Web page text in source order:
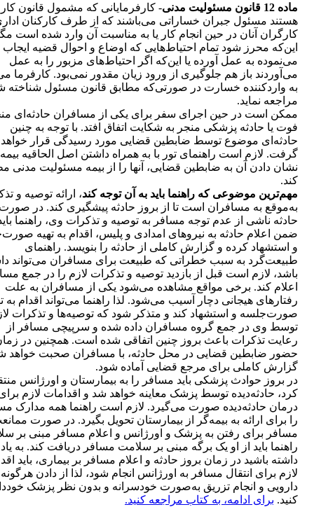
ماده 12 قانون مسئولیت مدنی
- کارفرمایانی که مشمول قانون کار
هستند مسئول جبران خساراتی می‌باشند که از طرف کارکنان
کارگران آنان در حین انجام کار یا به ‌مناسبت آن وارد شده است
این‌که محرز شود تمام احتیاط‌هایی که اوضاع و احوال قضیه ایجاب
می‌نموده به عمل آورده یا این‌که اگر ‌احتیاط‌های مزبور را به عمل
می‌آوردند باز هم جلوگیری از ورود زیان مقدور نمی‌‌بود. کارفرما
به واردکننده خسارت در صورتی‌که مطابق قانون ‌مسئول شناخته
مراجعه نماید.
ممکن است در حین اجرای سفر برای یکی از مسافران حادثه‌ای
فوت یا حادثه‌ پزشکی منجر به شکایت اتفاق افتد. با توجه به چنین
حادثه‌ای موضوع توسط ضابطین قضایی مورد رسیدگی قرار خواهد
گرفت. لازم است راهنمای تور با به همراه داشتن اصل الحاقیه
نشان دادن آن به ضابطین قضایی، آنها را از بیمه مسئولیت مدنی
کند.
مهم‌ترین موضوعی که راهنما باید به آن توجه کند، ارائه توصیه و
به‌موقع به مسافران است تا از بر‌وز حادثه پیشگیری کند. در
حادثه ناشی از عدم توجه مسافر به توصیه و تذکرات وی، راهنما
ضمن اعلام حادثه به نیروهای امدادی و پلیس، اقدام به تهیه
و استشهاد کرده و گزارش کاملی از حادثه را بنویسد. راهنمای
طبیعت‌گرد به سبب خطراتی که طبیعت برای مسافران می‌تواند
باشد، لازم است قبل از بازدید توصیه و تذکرات لازم را در جمع
اعلام کند. برخی مواقع مشاهده می‌شود یکی از مسافران به علت
رفتارهای هیجانی دچار آسیب می‌شود. لذا راهنما می‌تواند اقدام به
صورت‌جلسه و استشهاد کند و متذکر شود که توصیه‌ها و تذکرات
توسط وی در جمع گروه مسافران داده شده و سرپیچی مسافر از
رعایت تذکرات باعث بروز چنین اتفاقی شده است. همچنین در
حضور ضابطین قضایی در محل حادثه، با مسافران صحبت خواهد
گزارش کاملی برای مرجع قضایی آماده شود.
در بروز حوادث پزشکی باید مسافر را به بیمارستان و اورژانس
کرد، حادثه‌دیده توسط پزشک معاینه خواهد شد و اقدامات لازم
درمان حادثه‌دیده صورت می‌گیرد. لازم است راهنما همه مدارک
را برای ارائه به بیمه‌گر از بیمارستان تحویل بگیرد. در صورت
مسافر برای رفتن به پزشک و اورژانس و اعلام مسافر مبنی بر
راهنما باید از او یک برگه مبنی بر سلامت مسافر دریافت کند. به یاد
داشته باشید در زمان بروز حادثه و اعلام مسافر بر بیماری، باید
لازم برای انتقال مسافر به اورژانس انجام شود، لذا از دادن هرگونه
دارویی و انجام تزریق به‌صورت خودسرانه و بدون نظر پزشک
کنید. برای ادامه، به کتاب مراجعه کنید.